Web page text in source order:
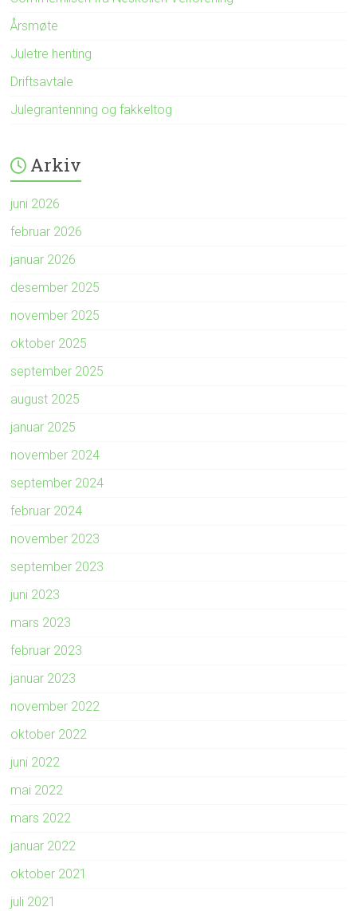
Årsmøte
Juletre henting
Driftsavtale
Julegrantenning og fakkeltog
Arkiv
juni 2026
februar 2026
januar 2026
desember 2025
november 2025
oktober 2025
september 2025
august 2025
januar 2025
november 2024
september 2024
februar 2024
november 2023
september 2023
juni 2023
mars 2023
februar 2023
januar 2023
november 2022
oktober 2022
juni 2022
mai 2022
mars 2022
januar 2022
oktober 2021
juli 2021